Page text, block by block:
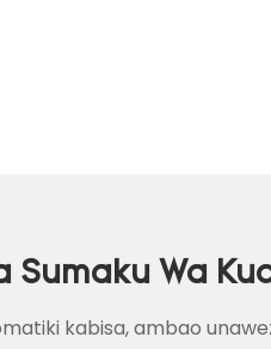
Sumaku Wa
kabisa, ambao